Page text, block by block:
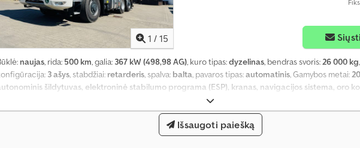
1 / 15
naujas, rida: 500 km, galia: 367 kW (498,98 AG), kuro tipas:dyzelinas, bendras svoris:26 000 kg
3 ašys, stabdžiai: retarderis, spalva: balta, pavaros tipas:automatinis, Gamybos metai:
šildytuvas, elektroninė stabilumo programa (ESP), kranas, navigacijos sistema, oro
Išsaugoti paiešką
u
n
e
i
1
4
0